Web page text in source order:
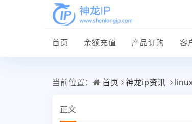
首页 余额充值 产品订购 客
当前位置： 首页 神龙ip资讯
正文